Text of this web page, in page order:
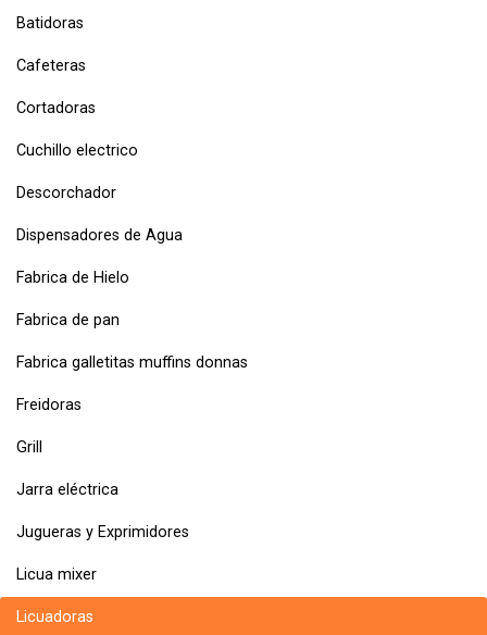
Batidoras
Cafeteras
Cortadoras
Cuchillo electrico
Descorchador
Dispensadores de Agua
Fabrica de Hielo
Fabrica de pan
Fabrica galletitas muffins donnas
Freidoras
Grill
Jarra eléctrica
Jugueras y Exprimidores
Licua mixer
Licuadoras